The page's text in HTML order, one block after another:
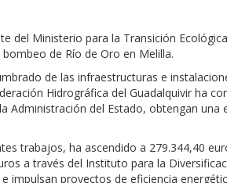
del Ministerio para la Transición
de Río de Oro en Melilla.
de las infraestructuras e
Hidrográfica del Guadalquivir ha
del Estado, obtengan
trabajos, ha ascendido a 279.344,40
a través del Instituto para la
impulsan proyectos de eficiencia